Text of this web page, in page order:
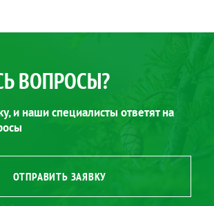
ВОПРОСЫ?
и наши специалисты ответят на
ОТПРАВИТЬ ЗАЯВКУ